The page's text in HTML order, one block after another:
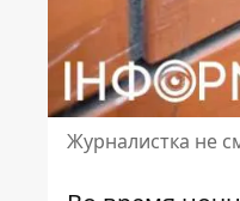
Журналистка не